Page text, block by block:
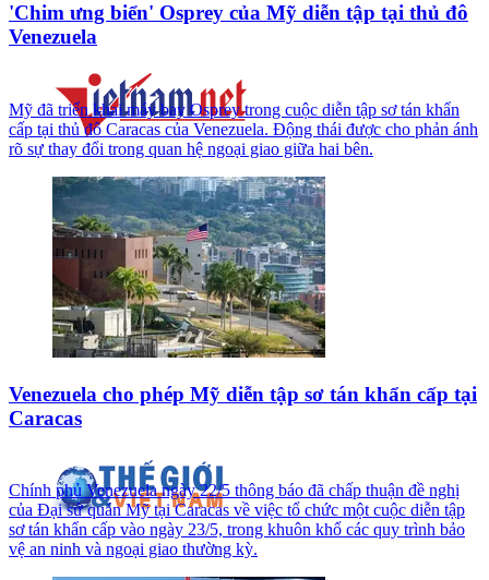
'Chim ưng biển' Osprey của Mỹ diễn tập tại thủ đô
Venezuela
Mỹ đã triển khai máy bay Osprey trong cuộc diễn tập sơ tán khẩn
cấp tại thủ đô Caracas của Venezuela. Động thái được cho phản ánh
rõ sự thay đổi trong quan hệ ngoại giao giữa hai bên.
Venezuela cho phép Mỹ diễn tập sơ tán khẩn cấp tại
Caracas
Chính phủ Venezuela ngày 22/5 thông báo đã chấp thuận đề nghị
của Đại sứ quán Mỹ tại Caracas về việc tổ chức một cuộc diễn tập
sơ tán khẩn cấp vào ngày 23/5, trong khuôn khổ các quy trình bảo
vệ an ninh và ngoại giao thường kỳ.